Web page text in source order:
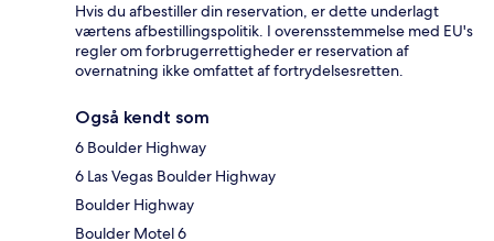
Hvis du afbestiller din reservation, er dette underlagt
værtens afbestillingspolitik. I overensstemmelse med EU's
regler om forbrugerrettigheder er reservation af
overnatning ikke omfattet af fortrydelsesretten.
Også kendt som
6 Boulder Highway
6 Las Vegas Boulder Highway
Boulder Highway
Boulder Motel 6